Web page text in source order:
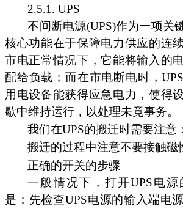
2.5.1. UPS
不间断电源(UPS)作为一项关
核心功能在于保障电力供应的连
市电正常情况下，它能将输入的
配给负载；而在市电断电时，
用电设备能获得应急电力，使得
歇中维持运行，以处理未竟事务。
我们在UPS的搬迁时需要注意：
搬迁的过程中注意不要接触磁
正确的开关的步骤
一般情况下，打开UPS电
是：先检查UPS电源的输入端电